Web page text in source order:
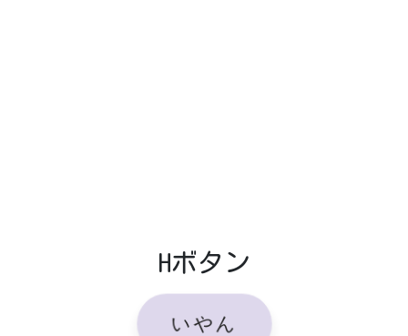
Hボタン
いやん